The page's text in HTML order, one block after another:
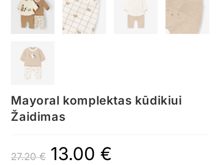
Mayoral komplektas kūdikiui
Žaidimas
27.20€ 13.00 €